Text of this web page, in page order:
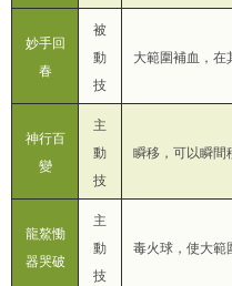
妙手回
春
被
動
技
大範圍補血，在
神行百
變
主
動
技
瞬移，可以瞬間
龍鰲慟
器哭破
主
動
技
毒火球，使大範